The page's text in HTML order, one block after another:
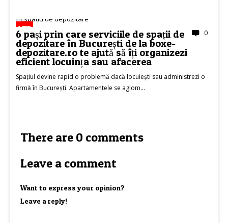
LIFE 0
6 pași prin care serviciile de spații de
depozitare în București de la boxe-
depozitare.ro te ajută să îți organizezi
eficient locuința sau afacerea
Spațiul devine rapid o problemă dacă locuiești sau administrezi o
firmă în București. Apartamentele se aglom...
There are 0 comments
Leave a comment
Want to express your opinion?
Leave a reply!